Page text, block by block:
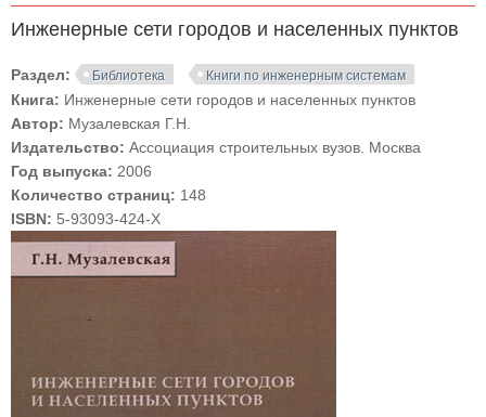
Инженерные сети городов и населенных пунктов
Раздел: Библиотека Книги по инженерным системам
Книга: Инженерные сети городов и населенных пунктов
Автор: Музалевская Г.Н.
Издательство: Ассоциация строительных вузов. Москва
Год выпуска: 2006
Количество страниц: 148
ISBN: 5-93093-424-Х